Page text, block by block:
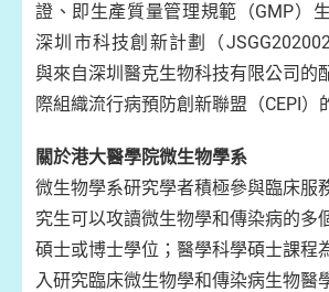
證、即生產質量管理規範（GMP）
深圳市科技創新計劃（
與來自深圳醫克生物科技有限公司的
際組織流行病預防創新聯盟（CEPI）
關於港大醫學院微生物學系
微生物學系研究學者積極參與臨床服
究生可以攻讀微生物學和傳染病的多
碩士或博士學位；醫學科學碩士課程
入研究臨床微生物學和傳染病生物醫